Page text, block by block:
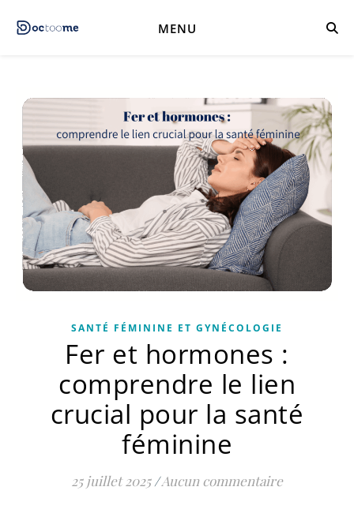
MENU
SANTÉ FÉMININE ET GYNÉCOLOGIE
Fer et hormones :
comprendre le lien
crucial pour la santé
féminine
25 juillet 2025 /Aucun commentaire